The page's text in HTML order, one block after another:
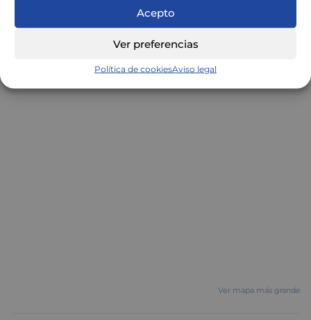
Acepto
Ver preferencias
Política de cookiesAviso legal
Centre Mèdic Alomar
Ver mapa más grande